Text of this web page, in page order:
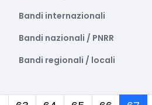
Bandi internazionali
Bandi nazionali / PNRR
Bandi regionali / locali